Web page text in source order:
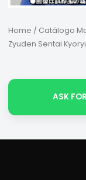
Home / Catálogo
Zyuden Sentai
ASK